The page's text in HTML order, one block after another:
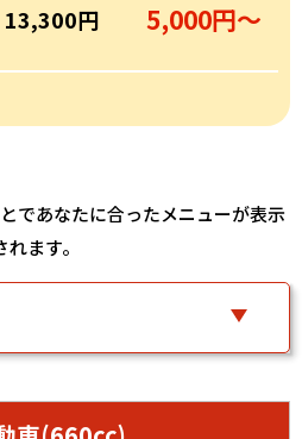
13,300円 5,000円～
であなたに合ったメニューが表示
れます。